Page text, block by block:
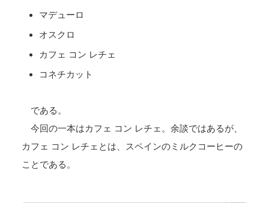
マデューロ
オスクロ
カフェ コン レチェ
コネチカット
である。
今回の一本はカフェ コン レチェ。余談ではあるが、
カフェ コン レチェとは、スペインのミルクコーヒーの
ことである。